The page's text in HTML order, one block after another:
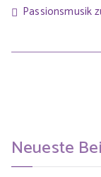
Passionsmusik
Neueste